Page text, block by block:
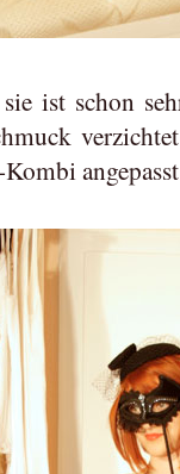
ist schon